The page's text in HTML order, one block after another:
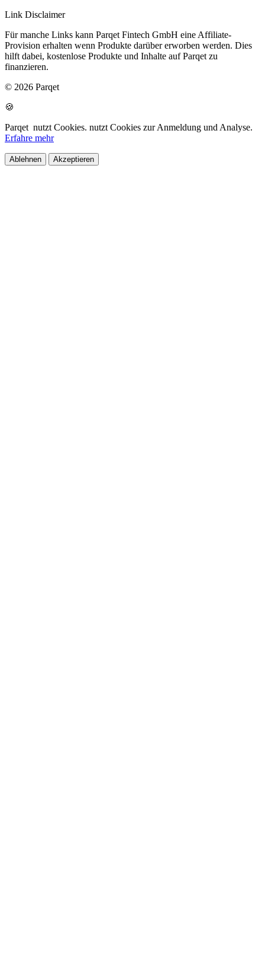
Link Disclaimer
Für manche Links kann Parqet Fintech GmbH eine Affiliate-
Provision erhalten wenn Produkte darüber erworben werden. Dies
hilft dabei, kostenlose Produkte und Inhalte auf Parqet zu
finanzieren.
© 2026 Parqet
🍪
Parqet nutzt Cookies. nutzt Cookies zur Anmeldung und Analyse.
Erfahre mehr
Ablehnen Akzeptieren